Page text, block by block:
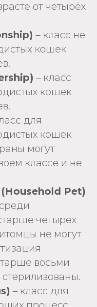
от четырёх
– класс не
кошек
– класс
кошек
для
кошек
могут
классе и не
Pet)
четырёх
не могут
восьми
– класс для